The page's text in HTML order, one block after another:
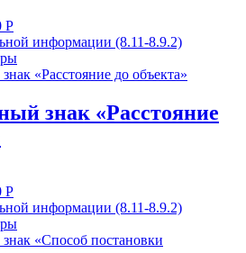
Р
информации (8.11-8.9.2)
знак «Расстояние
Р
информации (8.11-8.9.2)